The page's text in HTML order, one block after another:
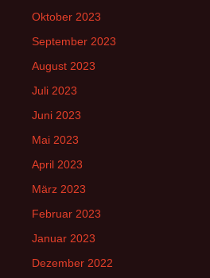
Oktober 2023
September 2023
August 2023
Juli 2023
Juni 2023
Mai 2023
April 2023
März 2023
Februar 2023
Januar 2023
Dezember 2022